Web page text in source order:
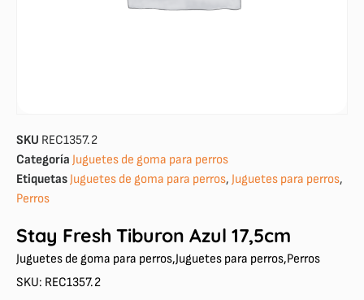
SKU REC1357.2
Categoría Juguetes de goma para perros
EtiquetasJuguetes de goma para perros, Juguetes para perros,
Perros
Stay Fresh Tiburon Azul 17,5cm
Juguetes de goma para perros,Juguetes para perros,Perros
SKU: REC1357.2